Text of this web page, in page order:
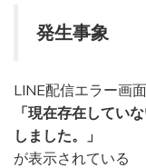
発生事象
LINE配信エラー画
「現在存在してい
しました。」
が表示されている